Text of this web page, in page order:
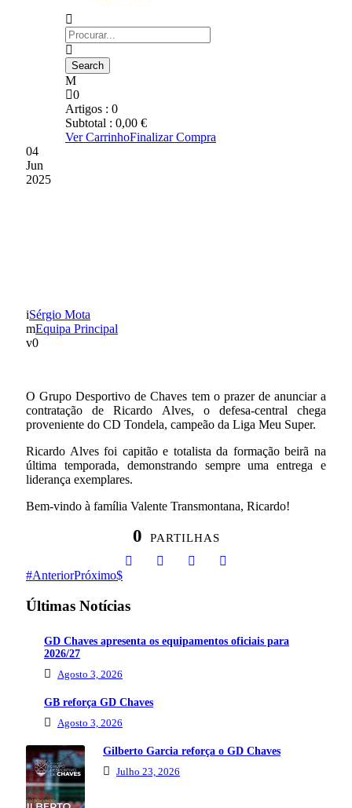
0
Artigos : 0
Subtotal : 0,00 €
Ver CarrinhoFinalizar Compra
04
Jun
2025
Sérgio Mota
Equipa Principal
0
O Grupo Desportivo de Chaves tem o prazer de anunciar a
contratação de Ricardo Alves, o defesa-central chega
proveniente do CD Tondela, campeão da Liga Meu Super.
Ricardo Alves foi capitão e totalista da formação beirã na
última temporada, demonstrando sempre uma entrega e
liderança exemplares.
Bem-vindo à família Valente Transmontana, Ricardo!
0 PARTILHAS
AnteriorPróximo
Últimas Notícias
GD Chaves apresenta os equipamentos oficiais para
2026/27
Agosto 3, 2026
GB reforça GD Chaves
Agosto 3, 2026
Gilberto Garcia reforça o GD Chaves
Julho 23, 2026